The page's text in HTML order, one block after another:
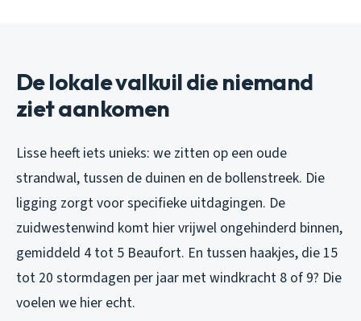
De lokale valkuil die niemand
ziet aankomen
Lisse heeft iets unieks: we zitten op een oude
strandwal, tussen de duinen en de bollenstreek. Die
ligging zorgt voor specifieke uitdagingen. De
zuidwestenwind komt hier vrijwel ongehinderd binnen,
gemiddeld 4 tot 5 Beaufort. En tussen haakjes, die 15
tot 20 stormdagen per jaar met windkracht 8 of 9? Die
voelen we hier echt.